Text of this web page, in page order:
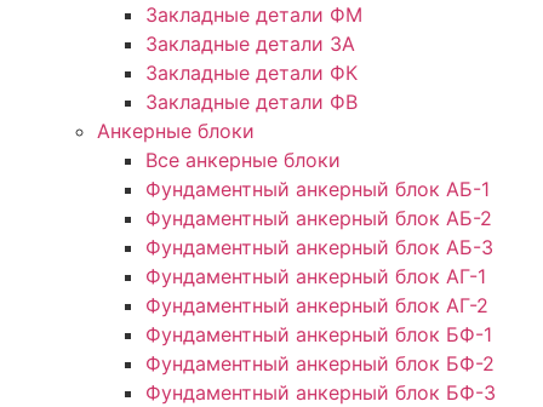
Закладные детали ФМ
Закладные детали ЗА
Закладные детали ФК
Закладные детали ФВ
Анкерные блоки
Все анкерные блоки
Фундаментный анкерный блок АБ-1
Фундаментный анкерный блок АБ-2
Фундаментный анкерный блок АБ-3
Фундаментный анкерный блок АГ-1
Фундаментный анкерный блок АГ-2
Фундаментный анкерный блок БФ-1
Фундаментный анкерный блок БФ-2
Фундаментный анкерный блок БФ-3